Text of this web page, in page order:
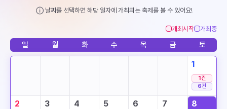
날짜를 선택하면 해당 일자에 개최되는 축제를 볼 수 있어요!
개최시작 개최중
일 월 화 수 목 금 토
1
1건
6건
2 3 4 5 6 7 8